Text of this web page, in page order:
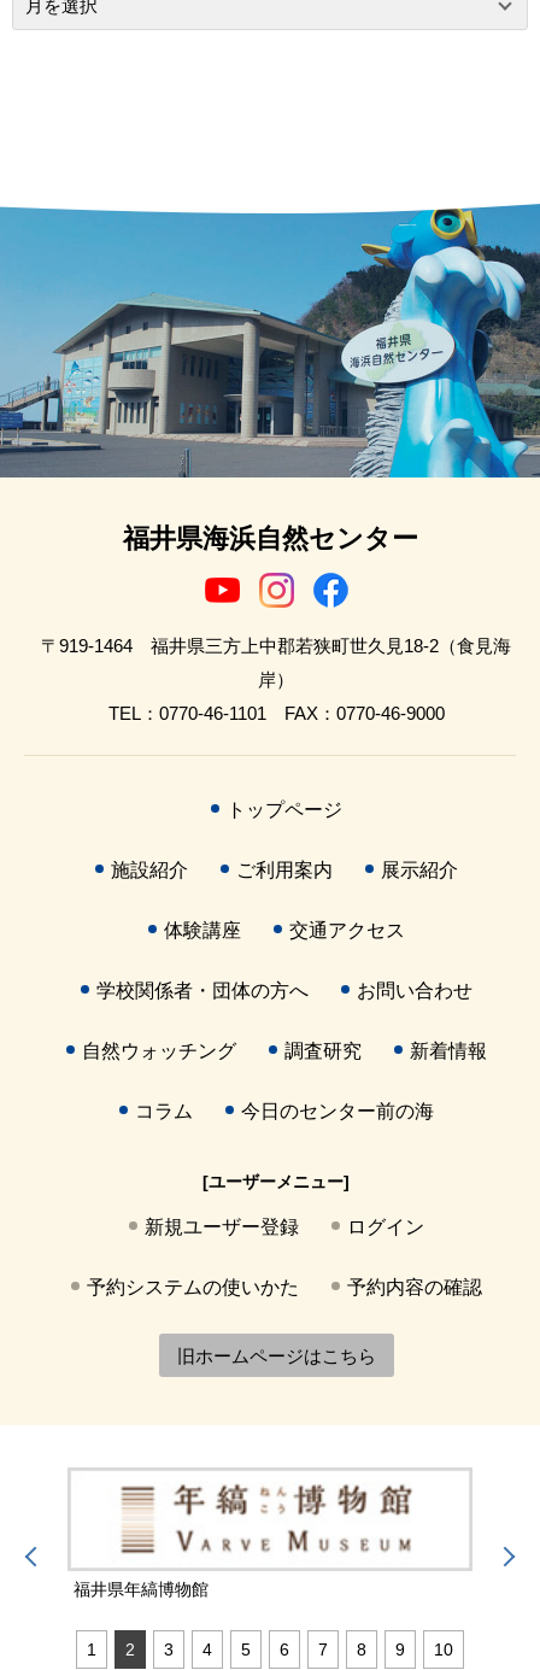
福井県海浜自然センター
〒919-1464 福井県三方上中郡若狭町世久見18-2（食見海
岸）
TEL：0770-46-1101 FAX：0770-46-9000
トップページ
施設紹介 ご利用案内 展示紹介
体験講座 交通アクセス
学校関係者・団体の方へ お問い合わせ
自然ウォッチング 調査研究 新着情報
コラム 今日のセンター前の海
[ユーザーメニュー]
新規ユーザー登録 ログイン
予約システムの使いかた 予約内容の確認
旧ホームページはこちら
福井県年縞博物館
1 2 3 4 5 6 7 8 9 10